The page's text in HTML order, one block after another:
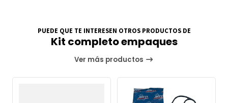
PUEDE QUE TE INTERESEN OTROS PRODUCTOS DE
Kit completo empaques
Ver más productos